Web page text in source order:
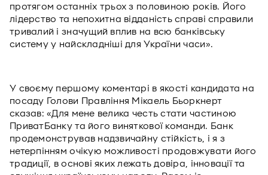
протягом останніх трьох з половиною років. Його
лідерство та непохитна відданість справі справили
тривалий і значущий вплив на всю банківську
систему у найскладніші для України часи».
У своєму першому коментарі в якості кандидата на
посаду Голови Правління Мікаель Бьоркнерт
сказав: «Для мене велика честь стати частиною
ПриватБанку та його виняткової команди. Банк
продемонстрував надзвичайну стійкість, і я з
нетерпінням очікую можливості продовжувати його
традиції, в основі яких лежать довіра, інновації та